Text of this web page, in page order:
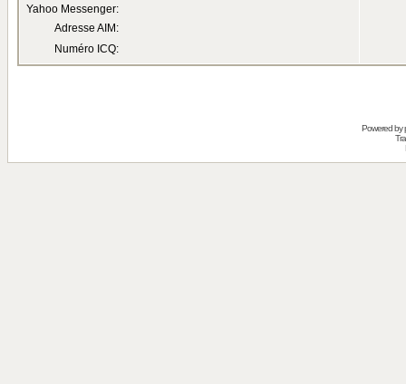
Yahoo Messenger:
Adresse AIM:
Numéro ICQ:
Powered by